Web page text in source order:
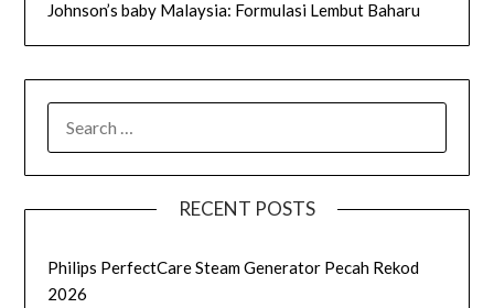
Johnson’s baby Malaysia: Formulasi Lembut Baharu
FOR:
RECENT POSTS
Philips PerfectCare Steam Generator Pecah Rekod
2026